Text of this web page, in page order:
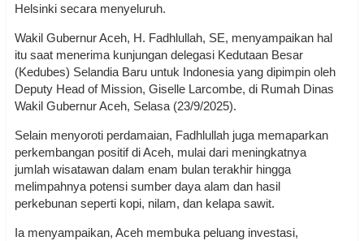
Helsinki secara menyeluruh.
Wakil Gubernur Aceh, H. Fadhlullah, SE, menyampaikan hal
itu saat menerima kunjungan delegasi Kedutaan Besar
(Kedubes) Selandia Baru untuk Indonesia yang dipimpin oleh
Deputy Head of Mission, Giselle Larcombe, di Rumah Dinas
Wakil Gubernur Aceh, Selasa (23/9/2025).
Selain menyoroti perdamaian, Fadhlullah juga memaparkan
perkembangan positif di Aceh, mulai dari meningkatnya
jumlah wisatawan dalam enam bulan terakhir hingga
melimpahnya potensi sumber daya alam dan hasil
perkebunan seperti kopi, nilam, dan kelapa sawit.
Ia menyampaikan, Aceh membuka peluang investasi,